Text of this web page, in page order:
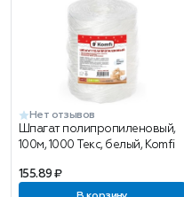
Нет отзывов
Шпагат полипропиленовый,
100м, 1000 Текс, белый, Komfi
155.89 ₽